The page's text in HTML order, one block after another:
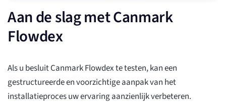
Aan de slag met Canmark
Flowdex
Als u besluit Canmark Flowdex te testen, kan een
gestructureerde en voorzichtige aanpak van het
installatieproces uw ervaring aanzienlijk verbeteren.